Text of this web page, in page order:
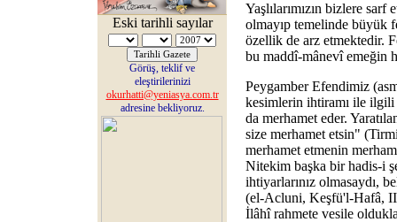
Eski tarihli sayılar
Görüş, teklif ve
eleştirilerinizi
okurhatti@yeniasya.com.tr
adresine bekliyoruz.
Yaşlılarımızın bizlere
olmayıp temelinde büyük
özellik de arz etmektedir.
bu maddî-mânevî emeğin
Peygamber Efendimiz
kesimlerin ihtiramı ile
da merhamet eder.
size merhamet etsin"
merhamet etmenin
Nitekim başka bir hadis-i
ihtiyarlarınız olmasaydı,
(el-Acluni, Keşfü'l-Hafâ,
İlâhî rahmete vesile